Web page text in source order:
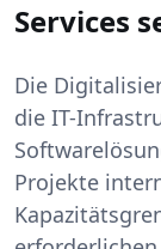
Services
Die
die IT-
Projekte